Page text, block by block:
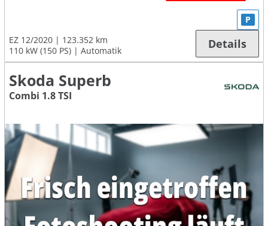
EZ 12/2020
123.352 km
110 kW (150 PS)
Automatik
P
Details
Skoda Superb
Combi 1.8 TSI